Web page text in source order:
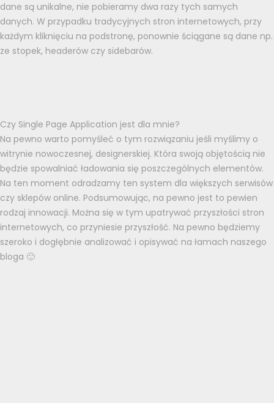
dane są unikalne, nie pobieramy dwa razy tych samych
danych. W przypadku tradycyjnych stron internetowych, przy
każdym kliknięciu na podstronę, ponownie ściągane są dane np.
ze stopek, headerów czy sidebarów.
Czy Single Page Application jest dla mnie?
Na pewno warto pomyśleć o tym rozwiązaniu jeśli myślimy o
witrynie nowoczesnej, designerskiej. Która swoją objętością nie
będzie spowalniać ładowania się poszczególnych elementów.
Na ten moment odradzamy ten system dla większych serwisów
czy sklepów online. Podsumowując, na pewno jest to pewien
rodzaj innowacji. Można się w tym upatrywać przyszłości stron
internetowych, co przyniesie przyszłość. Na pewno będziemy
szeroko i dogłębnie analizować i opisywać na łamach naszego
bloga 🙂